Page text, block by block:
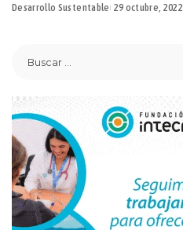
Desarrollo Sustentable 29 octubre, 2022